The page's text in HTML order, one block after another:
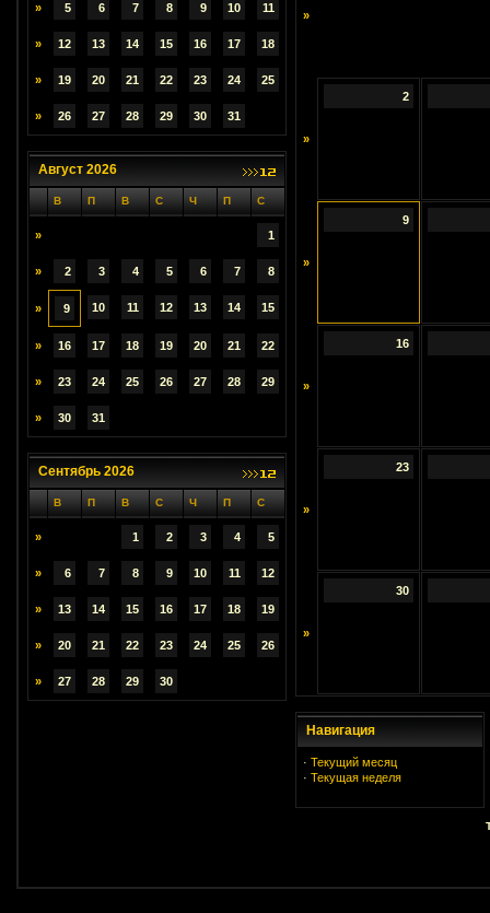
» 5 6 7 8 9 10 11
» 12 13 14 15 16 17 18
» 19 20 21 22 23 24 25
» 26 27 28 29 30 31
Август 2026
В П В С Ч П С
» 1
» 2 3 4 5 6 7 8
» 9 10 11 12 13 14 15
» 16 17 18 19 20 21 22
» 23 24 25 26 27 28 29
» 30 31
Сентябрь 2026
В П В С Ч П С
» 1 2 3 4 5
» 6 7 8 9 10 11 12
» 13 14 15 16 17 18 19
» 20 21 22 23 24 25 26
» 27 28 29 30
»
»
2
»
9
»
16
»
23
»
30
Навигация
· Текущий месяц
· Текущая неделя